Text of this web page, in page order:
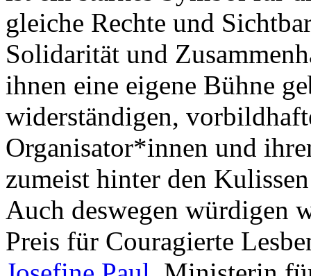
gleiche Rechte und
Solidarität und
ihnen eine eigene Bühne
widerständigen,
Organisator*innen und
zumeist hinter den
Auch deswegen würdigen
Preis für Couragierte